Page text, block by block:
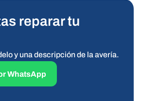
reparar tu
y una descripción de la avería.
WhatsApp